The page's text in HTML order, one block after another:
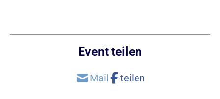
Event teilen